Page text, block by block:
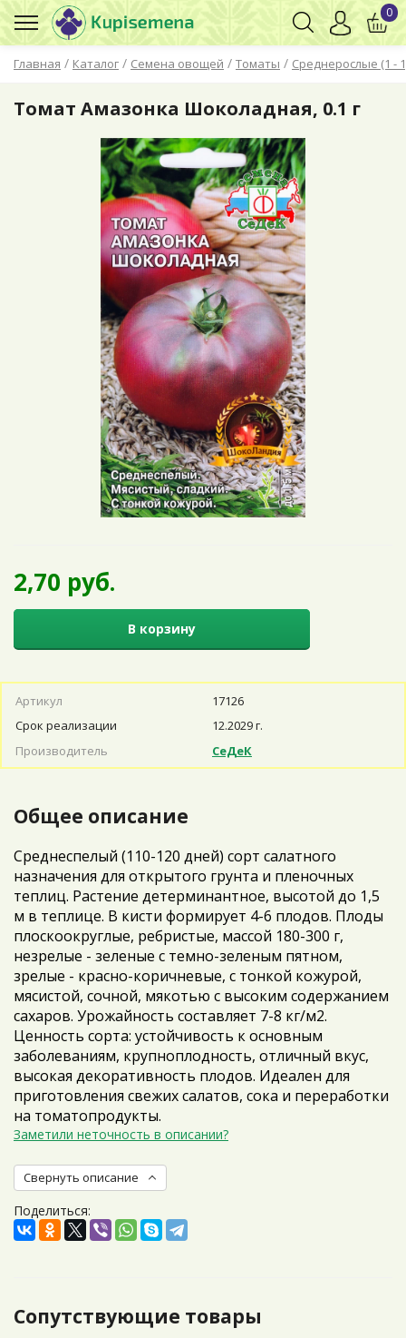
Главная / Каталог / Семена овощей / Томаты / Среднерослые (1 -
0
Томат Амазонка Шоколадная, 0.1 г
2,70 руб.
В корзину
Артикул
17126
Срок реализации
12.2029 г.
Производитель
СеДеК
Общее описание
Среднеспелый (110-120 дней) сорт салатного
назначения для открытого грунта и пленочных
теплиц. Растение детерминантное, высотой до 1,5
м в теплице. В кисти формирует 4-6 плодов. Плоды
плоскоокруглые, ребристые, массой 180-300 г,
незрелые - зеленые с темно-зеленым пятном,
зрелые - красно-коричневые, с тонкой кожурой,
мясистой, сочной, мякотью с высоким содержанием
сахаров. Урожайность составляет 7-8 кг/м2.
Ценность сорта: устойчивость к основным
заболеваниям, крупноплодность, отличный вкус,
высокая декоративность плодов. Идеален для
приготовления свежих салатов, сока и переработки
на томатопродукты.
Заметили неточность в описании?
Свернуть описание
Поделиться:
Сопутствующие товары